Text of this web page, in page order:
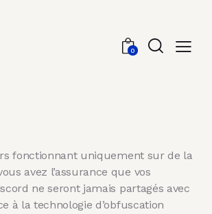
0
fonctionnant uniquement sur de la
avez l’assurance que vos
ne seront jamais partagés avec
à la technologie d’obfuscation